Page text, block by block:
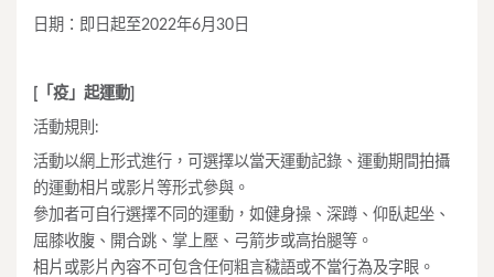
日期：即日起至2022年6月30日
[「疫」起運動]
活動規則:
活動以網上形式進行，可選擇以當天運動記錄、運動期間拍攝
的運動相片或影片等形式參與。
參加者可自行選擇不同的運動，如健身操、深蹲、仰臥起坐、
屈膝收腹、開合跳、掌上壓、弓箭步或高抬腿等。
相片或影片內容不可包含任何粗言穢語或不當行為及字眼。